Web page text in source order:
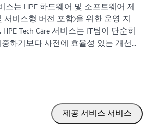
비스는 HPE 하드웨어 및 소프트웨어 제
서비스형 버전 포함)을 위한 운영 지
Tech Care 서비스는 IT팀이 단순히
하기보다 사전에 효율성 있는 개선
비스는 고객이 위험을 줄이는 것뿐만 아
높이는 방법을 모색하는 데 도움이 되
가에 대한 직접 액세스를 지원하고, 일
지원을 제공합니다. HPE Tech Care 서
제공 서비스 서비스